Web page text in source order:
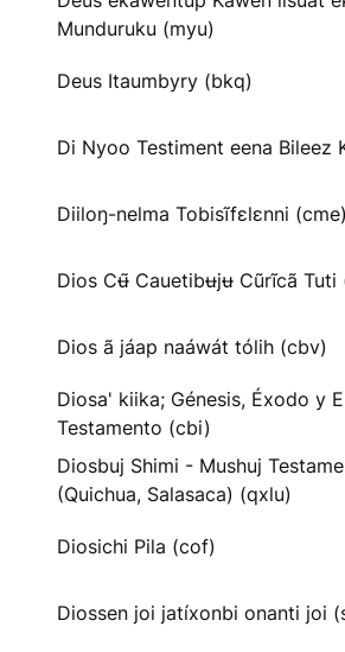
Munduruku (myu)
Deus Itaumbyry (bkq)
Di Nyoo Testiment eena Bileez
Diiloŋ-nelma Tobisĩfɛlɛnni (cme)
Dios Cʉ̃ Cauetibʉjʉ Cũrĩcã Tuti
Dios ã jáap naáwát tólih (cbv)
Diosa' kiika; Génesis, Éxodo y
Testamento (cbi)
Diosbuj Shimi - Mushuj
(Quichua, Salasaca) (qxlu)
Diosichi Pila (cof)
Diossen joi jatíxonbi onanti joi